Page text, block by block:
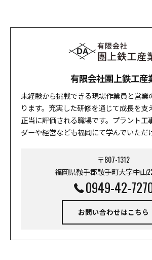
有限会社團上鉄工産
未経験から挑戦できる現場作業員と営業
ります。充実した研修を通じて成長を支
正当に評価される職場です。プラント工
ダーや経営なども福岡にて学んでいただ
〒807-1312
福岡県鞍手郡鞍手町大字中山
0949-42-
お問い合わせはこちら